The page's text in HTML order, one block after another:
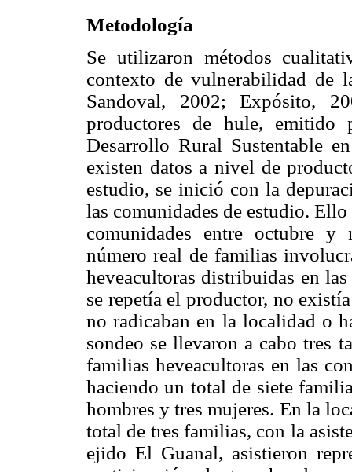
Metodología
Se utilizaron métodos
contexto de vulnerabilidad de
Sandoval, 2002; Expósito,
productores de hule,
Desarrollo Rural Sustentable
existen datos a nivel de
estudio, se inició con la
las comunidades de estudio.
comunidades entre octubre
número real de familias
heveacultoras distribuidas en
se repetía el productor, no
no radicaban en la localidad o
sondeo se llevaron a cabo tres
familias heveacultoras en las
haciendo un total de siete
hombres y tres mujeres. En la
total de tres familias, con la
ejido El Guanal, asistieron